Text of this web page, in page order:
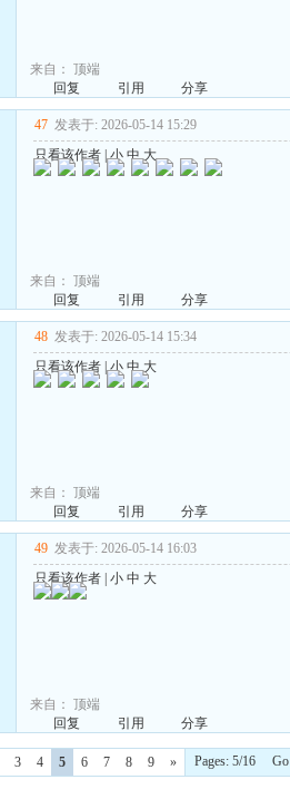
来自： 顶端
回复
引用 分享
47 发表于: 2026-05-14 15:29
只看该作者|小 中 大
来自： 顶端
回复
引用 分享
48 发表于: 2026-05-14 15:34
只看该作者|小 中 大
来自： 顶端
回复
引用 分享
49 发表于: 2026-05-14 16:03
只看该作者| 小 中 大
来自： 顶端
回复
引用 分享
3 4 5 6 7 8 9 »
Pages: 5/16 Go